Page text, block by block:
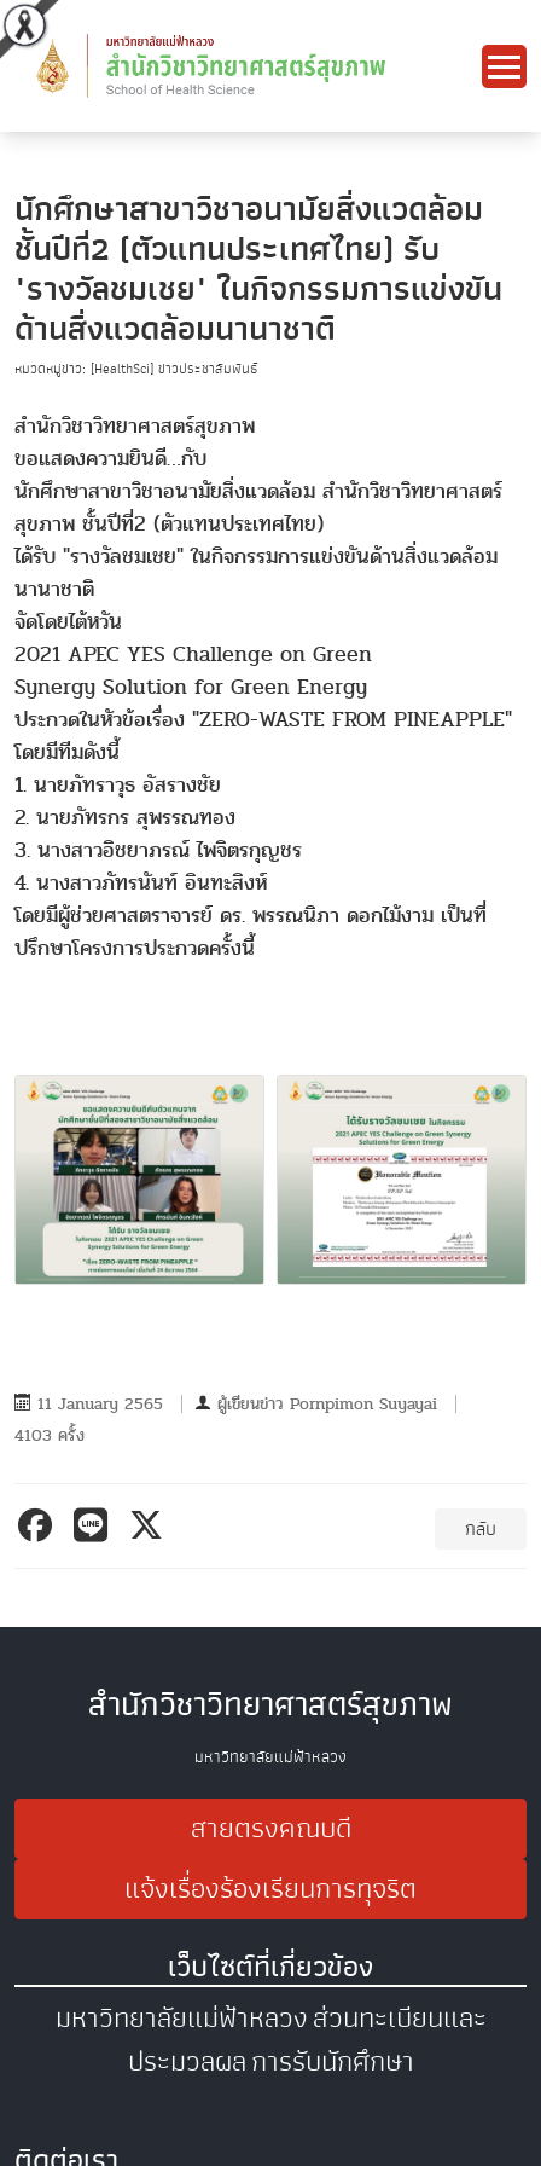
นักศึกษาสาขาวิชาอนามัยสิ่งแวดล้อม
ชั้นปีที่2 (ตัวแทนประเทศไทย) รับ
"รางวัลชมเชย" ในกิจกรรมการแข่งขัน
ด้านสิ่งแวดล้อมนานาชาติ
หมวดหมู่ข่าว: [HealthSci] ข่าวประชาสัมพันธ์
สำนักวิชาวิทยาศาสตร์สุขภาพ
ขอแสดงความยินดี…กับ
นักศึกษาสาขาวิชาอนามัยสิ่งแวดล้อม สำนักวิชาวิทยาศาสตร์
สุขภาพ ชั้นปีที่2 (ตัวแทนประเทศไทย)
ได้รับ "รางวัลชมเชย" ในกิจกรรมการแข่งขันด้านสิ่งแวดล้อม
นานาชาติ
จัดโดยไต้หวัน
2021 APEC YES Challenge on Green
Synergy Solution for Green Energy
ประกวดในหัวข้อเรื่อง "ZERO-WASTE FROM PINEAPPLE"
โดยมีทีมดังนี้
1. นายภัทราวุธ อัสรางชัย
2. นายภัทรกร สุพรรณทอง
3. นางสาวอิชยาภรณ์ ไพจิตรกุญชร
4. นางสาวภัทรนันท์ อินทะสิงห์
โดยมีผู้ช่วยศาสตราจารย์ ดร. พรรณนิภา ดอกไม้งาม เป็นที่
ปรึกษาโครงการประกวดครั้งนี้
11 January 2565 ผู้เขียนข่าว Pornpimon Suyayai
4103 ครั้ง
กลับ
สำนักวิชาวิทยาศาสตร์สุขภาพ
มหาวิทยาลัยแม่ฟ้าหลวง
สายตรงคณบดี
แจ้งเรื่องร้องเรียนการทุจริต
เว็บไซต์ที่เกี่ยวข้อง
มหาวิทยาลัยแม่ฟ้าหลวงส่วนทะเบียนและ
ประมวลผลการรับนักศึกษา